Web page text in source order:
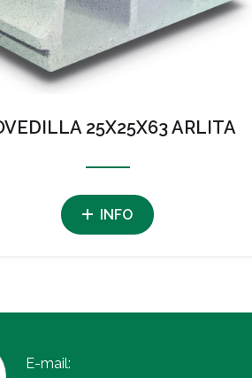
25X25X63 ARLITA
INFO
E-mail: